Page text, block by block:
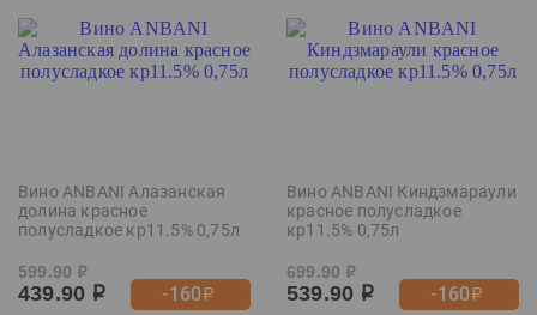
Вино ANBANI Алазанская
долина красное
полусладкое кр11.5% 0,75л
599.90 р
439.90 р -160р
Вино ANBANI Киндзмараули
красное полусладкое
кр11.5% 0,75л
699.90 р
539.90 р -160р